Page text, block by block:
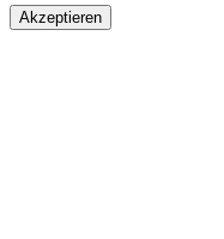
Akzeptieren